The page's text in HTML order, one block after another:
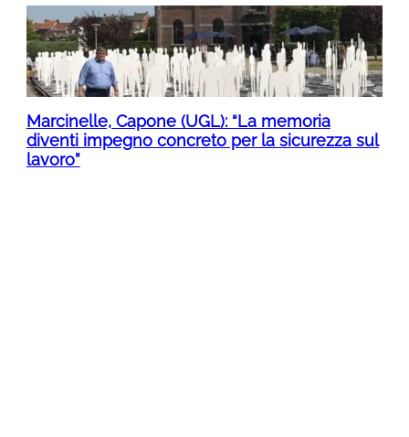
Marcinelle, Capone (UGL): “La memoria
diventi impegno concreto per la sicurezza sul
lavoro”